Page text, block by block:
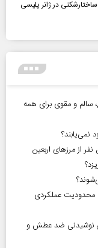
در ژانر پلیسی
۳۰ صبحانه سریع، سالم و مقوی برای همه
نمی‌یابند؟
از ۱۰.۵ میلیون نفر با محدودیت عملکردی
نوشیدنی ضد عطش و